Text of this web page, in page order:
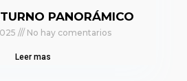
PANORÁMICO
No hay comentarios
Leer mas